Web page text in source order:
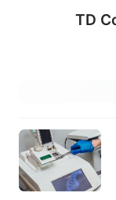
TD